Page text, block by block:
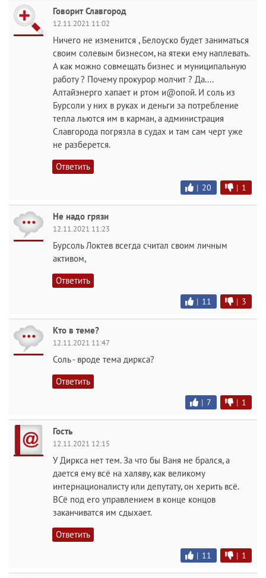
Говорит Славгород
12.11.2021 11:02
Ничего не изменится , Белоуско будет заниматься
своим солевым бизнесом, на ятеки ему наплевать.
А как можно совмещать бизнес и муниципальную
работу ? Почему прокурор молчит ? Да....
Алтайэнерго хапает и ртом и@опой. И соль из
Бурсоли у них в руках и деньги за потребление
тепла льются им в карман, а администрация
Славгорода погрязла в судах и там сам черт уже
не разберется.
Ответить
| 20 | 1
Не надо грязи
12.11.2021 11:23
Бурсоль Локтев всегда считал своим личным
активом,
Ответить
| 11 | 3
Кто в теме?
12.11.2021 11:47
Соль - вроде тема диркса?
Ответить
| 7 | 1
Гость
12.11.2021 12:15
У Диркса нет тем. За что бы Ваня не брался, а
дается ему всё на халяву, как великому
интернационалисту или депутату, он херить всё.
ВСё под его управлением в конце концов
заканчиватся им сдыхает.
Ответить
| 11 | 1